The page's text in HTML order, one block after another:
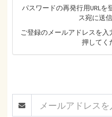
パスワードの再発行用URL
ス宛に送
ご登録のメールアドレスを
押してく